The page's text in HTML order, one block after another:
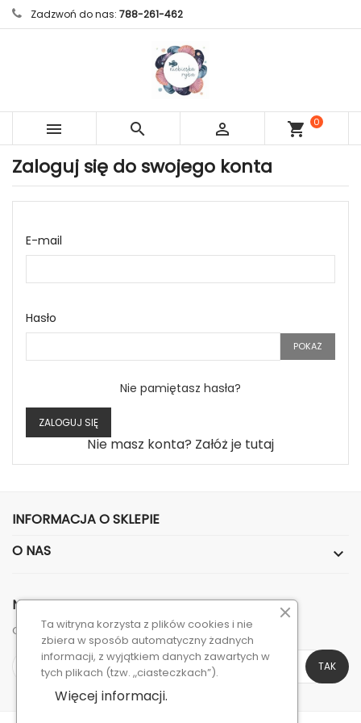
Zadzwoń do nas: 788-261-462
   shopping_cart
0
Zaloguj się do swojego konta
E-mail
Hasło
POKAŻ
Nie pamiętasz hasła?
ZALOGUJ SIĘ
Nie masz konta? Załóż je tutaj
INFORMACJA O SKLEPIE
O NAS

NEWSLETTER
Otrzymuj informację o nowościach i wyprzedażach
Ta witryna korzysta z plików cookies i nie
zbiera w sposób automatyczny żadnych
informacji, z wyjątkiem danych zawartych w
tych plikach (tzw. „ciasteczkach”).
Więcej informacji.